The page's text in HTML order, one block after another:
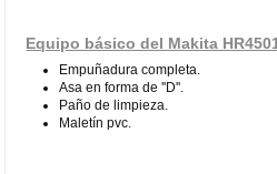
Equipo básico del Makita
Empuñadura completa.
Asa en forma de ''D''.
Paño de limpieza.
Maletín pvc.